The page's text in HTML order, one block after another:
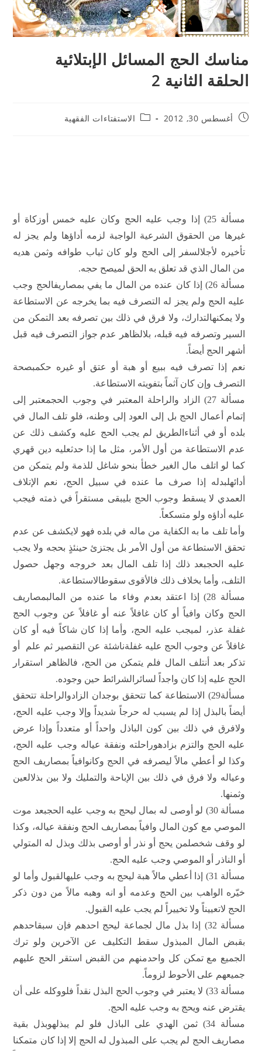
مناسك الحج المسائل الإبتلائية
الحلقة الثانية 2
أغسطس 30, 2012 الاستفتاءات الفقهية
مسألة 25) إذا وجب عليه الحج وكان عليه خمس أوزكاة أو
غيرها من الحقوق الشرعية الواجبة لزمه أداؤها ولم يجز له
تأخيره لأجلالسفر إلى الحج ولو كان ثياب طوافه وثمن هديه
من المال الذي قد تعلق به الحق لميصح حجه.
مسألة 26) إذا كان عنده من المال ما يفي بمصاريفالحج وجب
عليه الحج ولم يجز له التصرف فيه بما يخرجه عن الاستطاعة
ولا يمكنهالتدارك، ولا فرق في ذلك بين تصرفه بعد التمكن من
السير وتصرفه فيه قبله، بلالظاهر عدم جواز التصرف فيه قبل
أشهر الحج أيضاً.
نعم إذا تصرف فيه ببيع أو هبة أو عتق أو غيره حكمبصحة
التصرف وإن كان آثماً بتفويته الاستطاعة.
مسألة 27) الزاد والراحلة المعتبر في وجوب الحجمعتبر إلى
إتمام أعمال الحج بل إلى العود إلى وطنه، فلو تلف المال في
بلده أو في أثناءالطريق لم يجب الحج عليه وكشف ذلك عن
عدم الاستطاعة من أول الأمر، مثل ما إذا حدثعليه دين قهري
كما لو اتلف مال الغير خطأ بنحو شاغل للذمة ولم يتمكن من
أدائهلبدله إذا صرف ما عنده في سبيل الحج، نعم الإتلاف
العمدي لا يسقط وجوب الحج بليبقى مستقراً في ذمته فيجب
عليه أداؤه ولو متسكعاً.
وأما تلف ما به الكفاية من ماله في بلده فهو لايكشف عن عدم
تحقق الاستطاعة من أول الأمر بل يجتزئ حينئذٍ بحجه ولا يجب
عليه الحجبعد ذلك إذا تلف المال بعد خروجه وجهل حصول
التلف، وأما بخلاف ذلك فالأقوى سقوطالاستطاعة.
مسألة 28) إذا اعتقد بعدم وفاء ما عنده من المالبمصاريف
الحج وكان وافياً أو كان غافلاً عنه أو غافلاً عن وجوب الحج
غفلة عذر، لميجب عليه الحج، وأما إذا كان شاكاً فيه أو كان
غافلاً عن وجوب الحج عليه غفلةناشئة عن التقصير ثم علم أو
تذكر بعد أنتلف المال فلم يتمكن من الحج، فالظاهر استقرار
الحج عليه إذا كان واجداً لسائرالشرائط حين وجوده.
مسألة29) الاستطاعة كما تتحقق بوجدان الزادوالراحلة تتحقق
أيضاً بالبذل إذا لم يسبب له حرجاً شديداً وإلا وجب عليه الحج،
ولافرق في ذلك بين كون الباذل واحداً أو متعدداً وإذا عرض
عليه الحج والتزم بزادهوراحلته ونفقة عياله وجب عليه الحج،
وكذا لو أعطي مالاً ليصرفه في الحج وكانوافياً بمصاريف الحج
وعياله ولا فرق في ذلك بين الإباحة والتمليك ولا بين بذلالعين
وثمنها.
مسألة 30) لو أوصى له بمال ليحج به وجب عليه الحجبعد موت
الموصي مع كون المال وافياً بمصاريف الحج ونفقة عياله، وكذا
لو وقف شخصلمن يحج أو نذر أو أوصى بذلك وبذل له المتولي
أو الناذر أو الموصي وجب عليه الحج.
مسألة 31) إذا أعطي مالاً هبة ليحج به وجب عليهالقبول وأما لو
خيّره الواهب بين الحج وعدمه أو انه وهبه مالاً من دون ذكر
الحج لاتعييناً ولا تخييراً لم يجب عليه القبول.
مسألة 32) إذا بذل مال لجماعة ليحج احدهم فإن سبقاحدهم
بقبض المال المبذول سقط التكليف عن الآخرين ولو ترك
الجميع مع تمكن كل واحدمنهم من القبض استقر الحج عليهم
جميعهم على الأحوط لزوماً.
مسألة 33) لا يعتبر في وجوب الحج البذل نقداً فلووكله على أن
يقترض عنه ويحج به وجب عليه الحج.
مسألة 34) ثمن الهدي على الباذل فلو لم يبذلهوبذل بقية
مصاريف الحج لم يجب على المبذول له الحج إلا إذا كان متمكنا